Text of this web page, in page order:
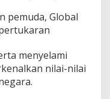
pemuda, Global
menyelami
nilai-nilai